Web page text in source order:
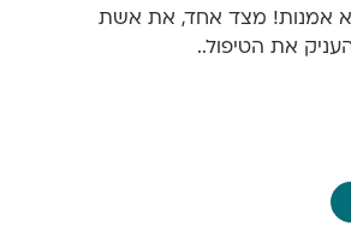
אמנות! מצד אחד, את אשת
את הטיפול..